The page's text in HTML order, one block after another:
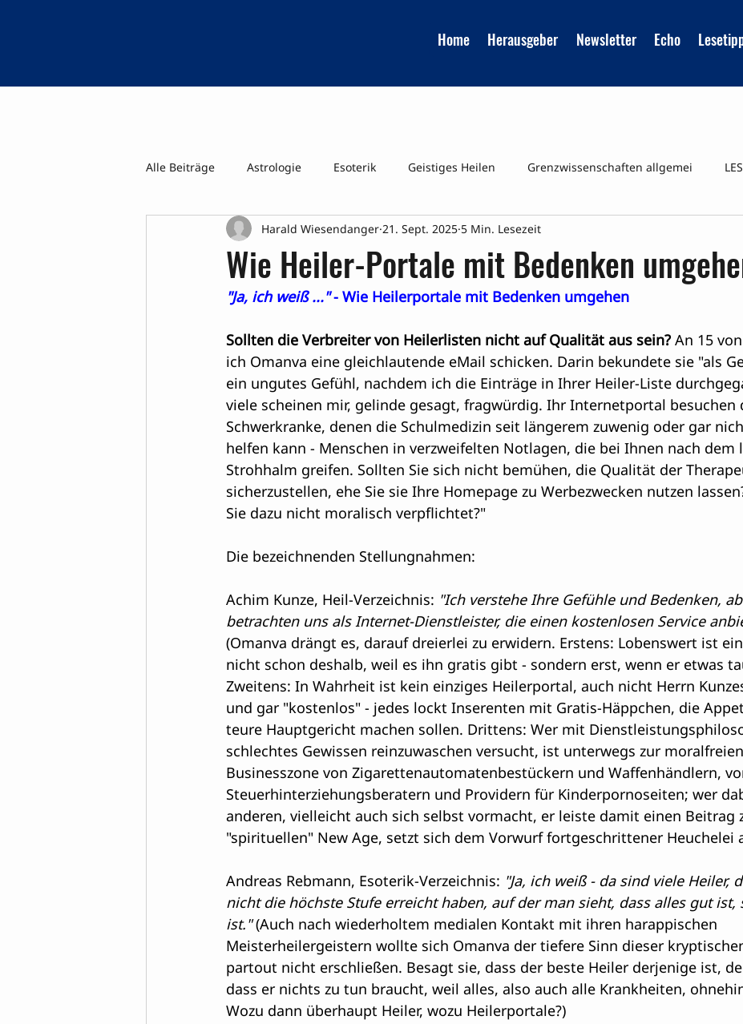
Home Herausgeber Newsletter Echo
Alle Beiträge Astrologie Esoterik Geistiges Heilen Grenzwissenschaften allgemei
Psi-Tage WK Geistiges Heilen ua Reinkarnation UMFRAGEN
Wie Heiler-Portale mit Bedenken
Harald Wiesendanger 21. Sept. 2025 5 Min. Lesezeit
"Ja, ich weiß ..." - Wie Heilerportale mit Bedenken umgehen
Sollten die Verbreiter von Heilerlisten nicht auf Qualität aus sein? An 15
ich Omanva eine gleichlautende eMail schicken. Darin bekundete sie "als
ein ungutes Gefühl, nachdem ich die Einträge in Ihrer Heiler-Liste
viele scheinen mir, gelinde gesagt, fragwürdig. Ihr Internetportal besuchen
Schwerkranke, denen die Schulmedizin seit längerem zuwenig oder gar
helfen kann - Menschen in verzweifelten Notlagen, die bei Ihnen nach dem
Strohhalm greifen. Sollten Sie sich nicht bemühen, die Qualität der
sicherzustellen, ehe Sie sie Ihre Homepage zu Werbezwecken nutzen
Sie dazu nicht moralisch verpflichtet?"
Die bezeichnenden Stellungnahmen:
Achim Kunze, Heil-Verzeichnis: "Ich verstehe Ihre Gefühle und Bedenken,
betrachten uns als Internet-Dienstleister, die einen kostenlosen Service
(Omanva drängt es, darauf dreierlei zu erwidern. Erstens: Lobenswert ist
nicht schon deshalb, weil es ihn gratis gibt - sondern erst, wenn er etwas
Zweitens: In Wahrheit ist kein einziges Heilerportal, auch nicht Herrn
und gar "kostenlos" - jedes lockt Inserenten mit Gratis-Häppchen, die
teure Hauptgericht machen sollen. Drittens: Wer mit
schlechtes Gewissen reinzuwaschen versucht, ist unterwegs zur moralfreien
Businesszone von Zigarettenautomatenbestückern und Waffenhändlern,
Steuerhinterziehungsberatern und Providern für Kinderpornoseiten; wer
anderen, vielleicht auch sich selbst vormacht, er leiste damit einen Beitrag
"spirituellen" New Age, setzt sich dem Vorwurf fortgeschrittener Heuchelei
Andreas Rebmann, Esoterik-Verzeichnis: "Ja, ich weiß - da sind viele Heiler,
nicht die höchste Stufe erreicht haben, auf der man sieht, dass alles gut ist,
ist." (Auch nach wiederholtem medialen Kontakt mit ihren harappischen
Meisterheilergeistern wollte sich Omanva der tiefere Sinn dieser
partout nicht erschließen. Besagt sie, dass der beste Heiler derjenige ist,
dass er nichts zu tun braucht, weil alles, also auch alle Krankheiten,
Wozu dann überhaupt Heiler, wozu Heilerportale?)